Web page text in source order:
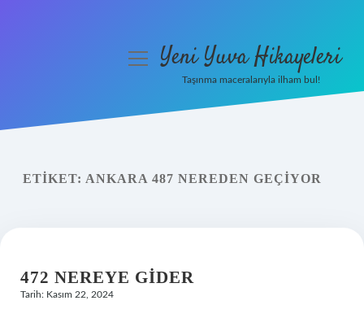
Yasal Uyarı
menüyüYeni Yuva Hikayeleri
Taşınma maceralarıyla ilham bul!
ETIKET: ANKARA 487 NEREDEN GEÇIYOR
472 NEREYE GIDER
Tarih: Kasım 22, 2024